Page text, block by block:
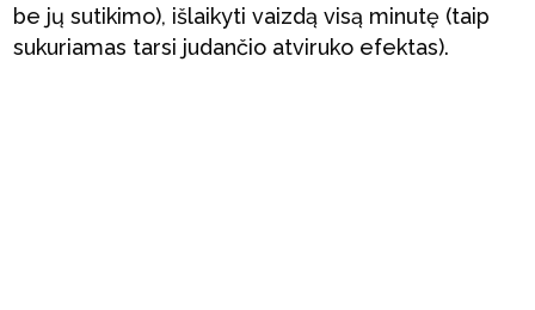
be jų sutikimo), išlaikyti vaizdą visą minutę (taip
sukuriamas tarsi judančio atviruko efektas).